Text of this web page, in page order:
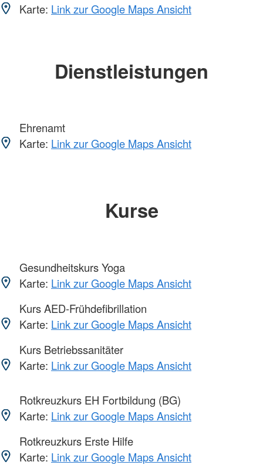
Karte: Link zur Google Maps Ansicht
Dienstleistungen
Ehrenamt
Karte: Link zur Google Maps Ansicht
Kurse
Gesundheitskurs Yoga
Karte: Link zur Google Maps Ansicht
Kurs AED-Frühdefibrillation
Karte: Link zur Google Maps Ansicht
Kurs Betriebssanitäter
Karte: Link zur Google Maps Ansicht
Rotkreuzkurs EH Fortbildung (BG)
Karte: Link zur Google Maps Ansicht
Rotkreuzkurs Erste Hilfe
Karte: Link zur Google Maps Ansicht